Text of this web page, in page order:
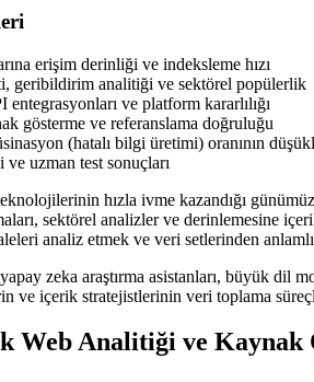
erişim derinliği ve indeksleme hızı
geribildirim analitiği ve sektörel popülerlik
ve platform kararlılığı
gösterme ve referanslama doğruluğu
(hatalı bilgi üretimi) oranının
uzman test sonuçları
hızla ivme kazandığı
sektörel analizler ve derinlemesine
analiz etmek ve veri setlerinden
zeka araştırma asistanları, büyük dil
ve içerik stratejistlerinin veri toplama
Web Analitiği ve Kaynak